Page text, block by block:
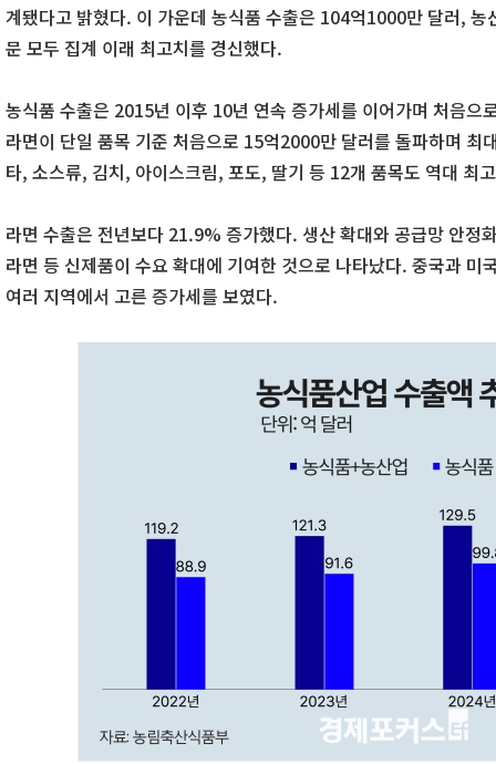
계됐다고 밝혔다. 이 가운데 농식품 수출은 104억1000만 달러,
문 모두 집계 이래 최고치를 경신했다.
농식품 수출은 2015년 이후 10년 연속 증가세를 이어가며 처음으
라면이 단일 품목 기준 처음으로 15억2000만 달러를 돌파하며 최
타, 소스류, 김치, 아이스크림, 포도, 딸기 등 12개 품목도 역대 최
라면 수출은 전년보다 21.9% 증가했다. 생산 확대와 공급망 안정
라면 등 신제품이 수요 확대에 기여한 것으로 나타났다. 중국과 미
여러 지역에서 고른 증가세를 보였다.